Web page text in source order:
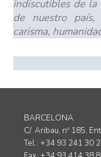
indiscutibles de la
de nuestro
carisma,
BARCELONA
C/. Aribau, nº 185, Ent
Tel.: +34 93 241 30